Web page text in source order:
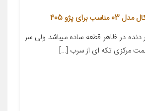
پژو 405
در ظاهر قطعه ساده میباشد ولی سر
مرکزی تکه ای از سرب […]